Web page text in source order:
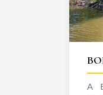
A